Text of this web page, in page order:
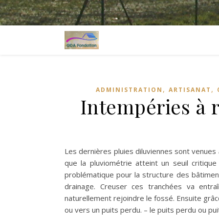
ADMINISTRATION , ARTISANAT ,
Intempéries à
Les dernières pluies diluviennes sont
que la pluviométrie atteint un seuil
problématique pour la structure des
drainage. Creuser ces tranchées va
naturellement rejoindre le fossé. Ensuite
ou vers un puits perdu. – le puits perdu ou